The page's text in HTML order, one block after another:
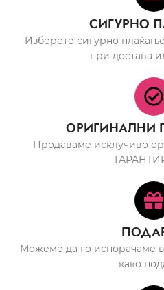
СИГУРНО
Изберете сигурно
при достава
ОРИГИНАЛНИ
Продаваме исклучиво
Можеме да го испорачаме
како